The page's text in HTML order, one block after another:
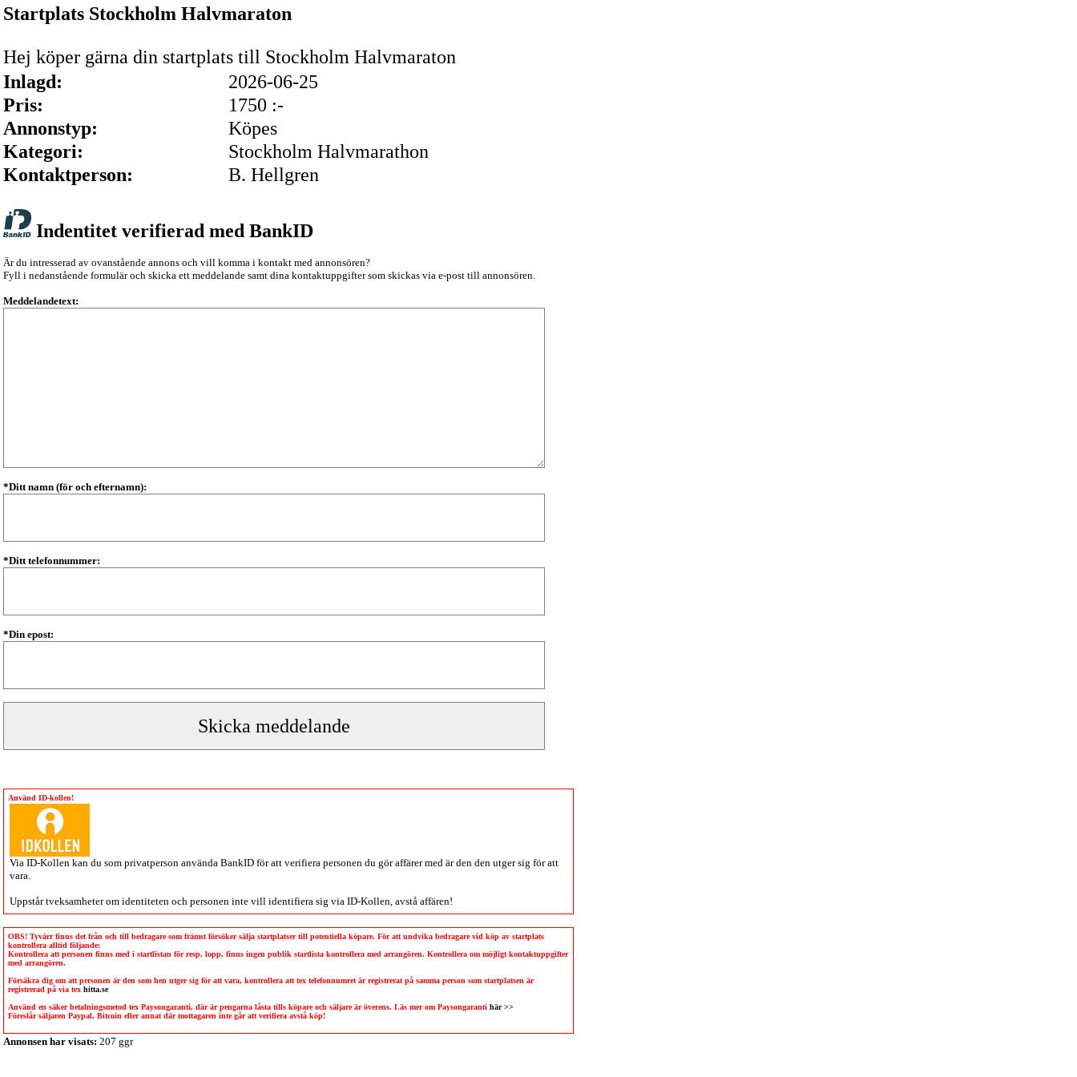
Startplats Stockholm Halvmaraton
Hej köper gärna din startplats till Stockholm Halvmaraton
Inlagd:
2026-06-25
Pris:
1750 :-
Annonstyp:
Köpes
Kategori:
Stockholm Halvmarathon
Kontaktperson:
B. Hellgren
Indentitet verifierad med BankID
Är du intresserad av ovanstående annons och vill komma i kontakt med annonsören?
Fyll i nedanstående formulär och skicka ett meddelande samt dina kontaktuppgifter som skickas via e-post till annonsören.
Meddelandetext:
*Ditt namn (för och efternamn):
*Ditt telefonnummer:
*Din epost:
Använd ID-kollen!
Via ID-Kollen kan du som privatperson använda BankID för att verifiera personen du gör affärer med är den den utger sig för att
vara.
Uppstår tveksamheter om identiteten och personen inte vill identifiera sig via ID-Kollen , avstå affären!
OBS! Tyvärr finns det från och till bedragare som främst försöker sälja startplatser till potentiella köpare. För att undvika bedragare vid köp av startplats
kontrollera alltid följande:
Kontrollera att personen finns med i startlistan för resp. lopp, finns ingen publik startlista kontrollera med arrangören. Kontrollera om möjligt kontaktuppgifter
med arrangören.
Försäkra dig om att personen är den som hen utger sig för att vara, kontrollera att tex telefonnumret är registrerat på samma person som startplatsen är
registrerad på via tex hitta.se
Använd en säker betalningsmetod tex Paysongaranti, där är pengarna låsta tills köpare och säljare är överens. Läs mer om Paysongaranti här >>
Föreslår säljaren Paypal, Bitcoin eller annat där mottagaren inte går att verifiera avstå köp!
Annonsen har visats: 207 ggr